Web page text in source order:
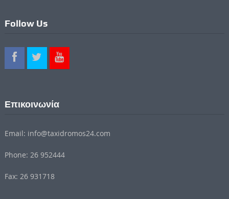
Follow Us
Επικοινωνία
Email: info@taxidromos24.com
Phone: 26 952444
Fax: 26 931718